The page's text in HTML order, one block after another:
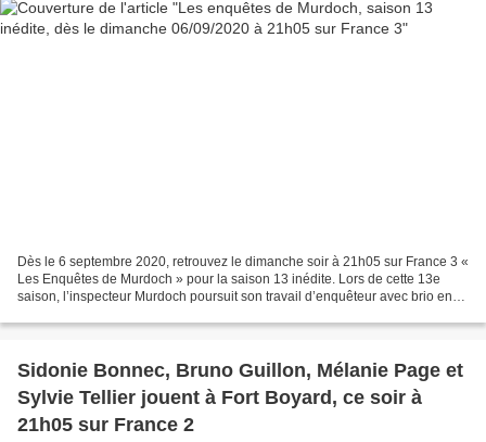
Dès le 6 septembre 2020, retrouvez le dimanche soir à 21h05 sur France 3 «
Les Enquêtes de Murdoch » pour la saison 13 inédite. Lors de cette 13e
saison, l’inspecteur Murdoch poursuit son travail d’enquêteur avec brio en
Sidonie Bonnec, Bruno Guillon, Mélanie Page et
Sylvie Tellier jouent à Fort Boyard, ce soir à
21h05 sur France 2